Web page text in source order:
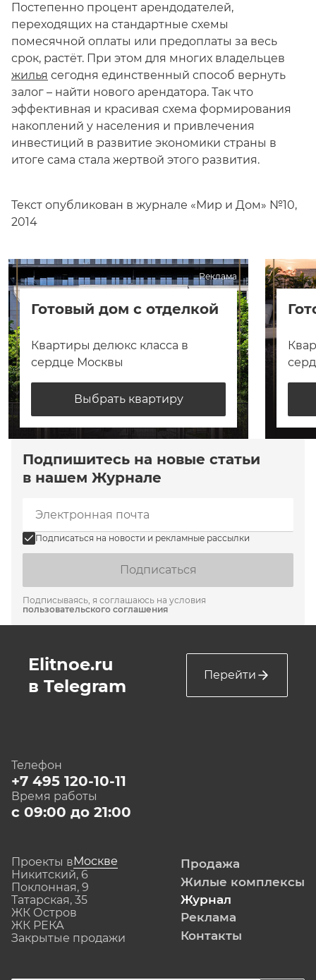
Постепенно процент арендодателей,
переходящих на стандартные схемы
помесячной оплаты или предоплаты за весь
срок, растёт. При этом для многих владельцев
жилья сегодня единственный способ вернуть
залог – найти нового арендатора. Так что
эффективная и красивая схема формирования
накоплений у населения и привлечения
инвестиций в развитие экономики страны в
итоге сама стала жертвой этого развития.
Текст опубликован в журнале «Мир и Дом» №10,
2014
Реклама
Готовый дом с отделкой
Квартиры делюкс класса в
сердце Москвы
Выбрать квартиру
Подпишитесь на новые статьи
в нашем Журнале
Подписаться на новости и рекламные рассылки
Подписаться
Подписываясь, я соглашаюсь на условия
пользовательского соглашения
Elitnoe.ru
в Telegram
Перейти
Телефон
+7 495 120-10-11
Время работы
с 09:00 до 21:00
Проекты вМоскве
Никитский, 6
Поклонная, 9
Татарская, 35
ЖК Остров
ЖК РЕКА
Закрытые продажи
Продажа
Жилые комплексы
Журнал
Реклама
Контакты